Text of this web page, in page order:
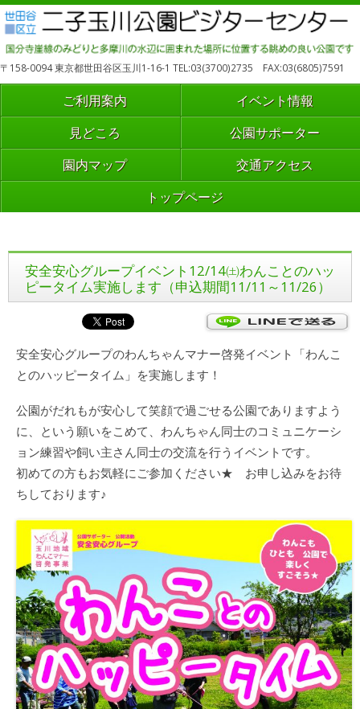
〒158-0094 東京都世田谷区玉川1-16-1 TEL:03(3700)2735 FAX:03(6805)7591
ご利用案内 イベント情報
見どころ 公園サポーター
園内マップ 交通アクセス
トップページ
安全安心グループイベント12/14㈯わんことのハッ
ピータイム実施します（申込期間11/11～11/26）
安全安心グループのわんちゃんマナー啓発イベント「わんこ
とのハッピータイム」を実施します！
公園がだれもが安心して笑顔で過ごせる公園でありますよう
に、という願いをこめて、わんちゃん同士のコミュニケーシ
ョン練習や飼い主さん同士の交流を行うイベントです。
初めての方もお気軽にご参加ください★ お申し込みをお待
ちしております♪